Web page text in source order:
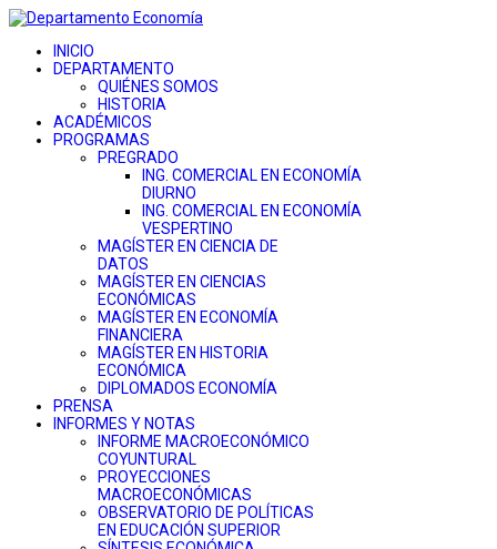
INICIO
DEPARTAMENTO
QUIÉNES SOMOS
HISTORIA
ACADÉMICOS
PROGRAMAS
PREGRADO
ING. COMERCIAL EN ECONOMÍA
DIURNO
ING. COMERCIAL EN ECONOMÍA
VESPERTINO
MAGÍSTER EN CIENCIA DE
DATOS
MAGÍSTER EN CIENCIAS
ECONÓMICAS
MAGÍSTER EN ECONOMÍA
FINANCIERA
MAGÍSTER EN HISTORIA
ECONÓMICA
DIPLOMADOS ECONOMÍA
PRENSA
INFORMES Y NOTAS
INFORME MACROECONÓMICO
COYUNTURAL
PROYECCIONES
MACROECONÓMICAS
OBSERVATORIO DE POLÍTICAS
EN EDUCACIÓN SUPERIOR